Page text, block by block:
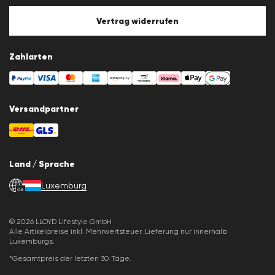
Cookie-Policy
Cookie-EinstellungenVertrag widerrufen
Zahlarten
Versandpartner
Land / Sprache
de Luxemburg
© 2026 LLOYD Lifestyle GmbH
Alle Artikelpreise inkl. Mehrwertsteuer. Lieferung nur innerhalb
Luxemburgs.
*Gesamtpreis der letzten 30 Tage.